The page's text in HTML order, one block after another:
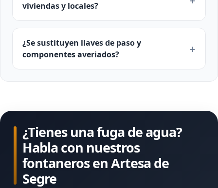
viviendas y locales?
¿Se sustituyen llaves de paso y
componentes averiados?
¿Tienes una fuga de agua?
Habla con nuestros
fontaneros en Artesa de
Segre